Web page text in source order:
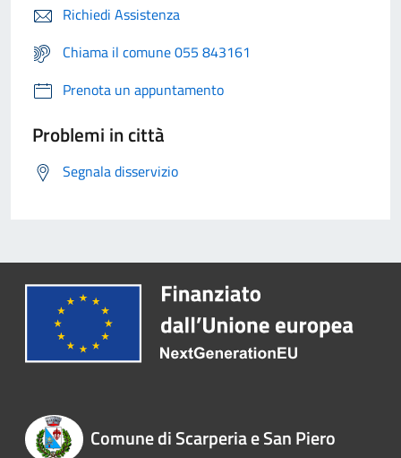
Richiedi Assistenza
Chiama il comune 055 843161
Prenota un appuntamento
Problemi in città
Segnala disservizio
Comune di Scarperia e San Piero